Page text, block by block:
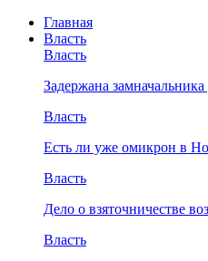
Главная
Власть
Власть
Задержана
Власть
Есть ли уже омикрон в
Власть
Дело о взяточничестве
Власть